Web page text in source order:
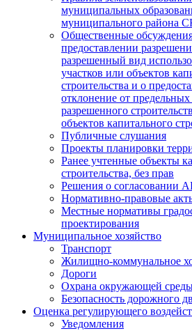
муниципальных
муниципального района
Общественные
предоставлении
разрешенный вид
участков или объектов
строительства и о
отклонение от предельных
разрешенного
объектов капитального
Публичные слушания
Проекты планировки
Ранее учтенные объекты
строительства, без прав
Решения о согласовании
Нормативно-правовые
Местные нормативы
проектирования
Муниципальное хозяйство
Транспорт
Жилищно-коммунальное
Дороги
Охрана окружающей
Безопасность дорожного
Оценка регулирующего
Уведомления